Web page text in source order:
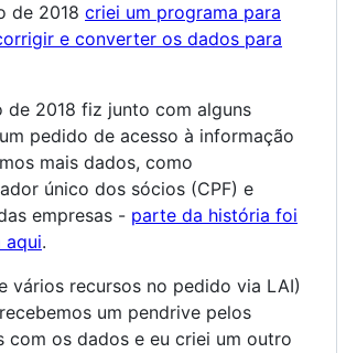
de 2018 criei um programa para
e converter os dados para
de 2018 fiz junto com alguns
pedido de acesso à informação
mais dados, como
único dos sócios (CPF) e
empresas - parte da história foi
aqui.
vários recursos no pedido via LAI)
um pendrive pelos
com os dados e eu criei um outro